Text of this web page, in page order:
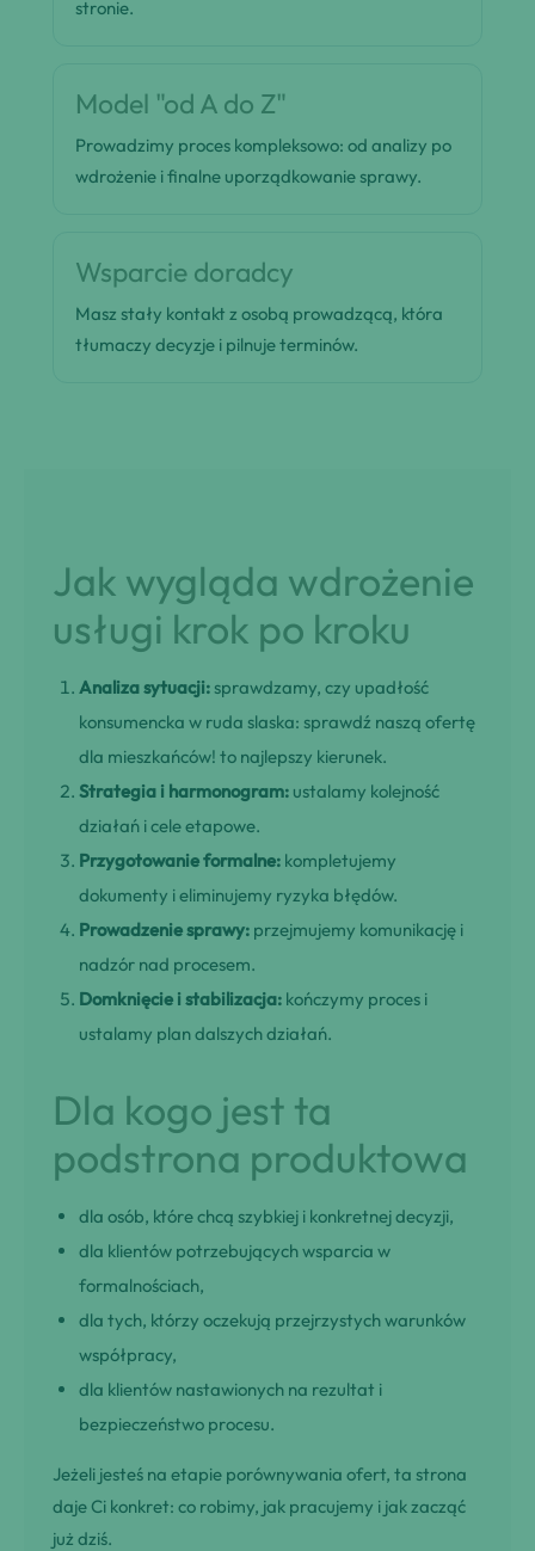
stronie.
Model "od A do Z"
Prowadzimy proces kompleksowo: od analizy po
wdrożenie i finalne uporządkowanie sprawy.
Wsparcie doradcy
Masz stały kontakt z osobą prowadzącą, która
tłumaczy decyzje i pilnuje terminów.
Jak wygląda wdrożenie
usługi krok po kroku
Analiza sytuacji: sprawdzamy, czy upadłość
konsumencka w ruda slaska: sprawdź naszą ofertę
dla mieszkańców! to najlepszy kierunek.
Strategia i harmonogram: ustalamy kolejność
działań i cele etapowe.
Przygotowanie formalne: kompletujemy
dokumenty i eliminujemy ryzyka błędów.
Prowadzenie sprawy: przejmujemy komunikację i
nadzór nad procesem.
Domknięcie i stabilizacja: kończymy proces i
ustalamy plan dalszych działań.
Dla kogo jest ta
podstrona produktowa
dla osób, które chcą szybkiej i konkretnej decyzji,
dla klientów potrzebujących wsparcia w
formalnościach,
dla tych, którzy oczekują przejrzystych warunków
współpracy,
dla klientów nastawionych na rezultat i
bezpieczeństwo procesu.
Jeżeli jesteś na etapie porównywania ofert, ta strona
daje Ci konkret: co robimy, jak pracujemy i jak zacząć
już dziś.